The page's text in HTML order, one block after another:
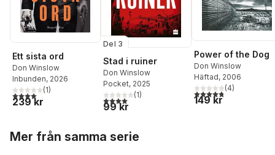
Ett sista ord
Don Winslow
Inbunden, 2026
4,0utav 5 stjärnor. Totalt antal röster:
(1)
239 kr
Del 3
Stad i ruiner
Don Winslow
Pocket, 2025
4,0utav 5 stjärnor. Totalt antal röster:
(1)
99 kr
Power of the Dog
Don Winslow
Häftad, 2006
4,8utav 5 stjärnor.
(4)
149 kr
Mer från samma serie